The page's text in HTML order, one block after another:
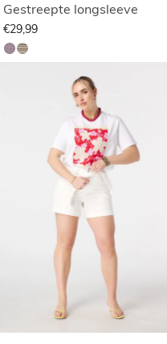
Gestreepte longsleeve
€29,99